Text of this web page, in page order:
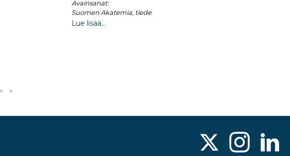
Avainsanat:
Suomen Akatemia, tiede
Lue lisää...